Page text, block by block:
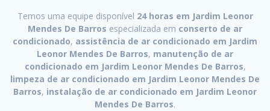
Temos uma equipe disponível 24 horas em Jardim Leonor
Mendes De Barros especializada em conserto de ar
condicionado, assistência de ar condicionado em Jardim
Leonor Mendes De Barros, manutenção de ar
condicionado em Jardim Leonor Mendes De Barros,
limpeza de ar condicionado em Jardim Leonor Mendes De
Barros, instalação de ar condicionado em Jardim Leonor
Mendes De Barros.